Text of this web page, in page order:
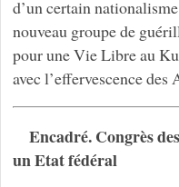
d’un certain
nouveau groupe de
pour une Vie Libre au
avec l’effervescence
Encadré. Congrès
un Etat fédéral